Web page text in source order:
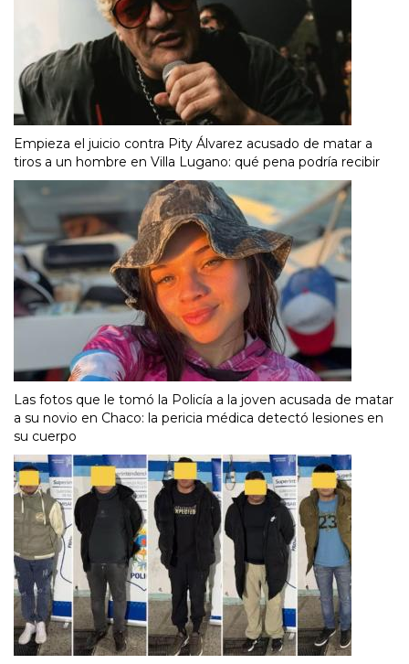
Empieza el juicio contra Pity Álvarez acusado de matar a
tiros a un hombre en Villa Lugano: qué pena podría recibir
Las fotos que le tomó la Policía a la joven acusada de matar
a su novio en Chaco: la pericia médica detectó lesiones en
su cuerpo